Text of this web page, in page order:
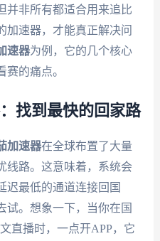
并非所有都适合用来追比
加速器，才能真正解决问
速器为例，它的几个核心
的痛点。
找到最快的回家路
加速器在全球布置了大量
线路。这意味着，系统会
迟最低的通道连接回国
试。想象一下，当你在国
直播时，一点开APP，它